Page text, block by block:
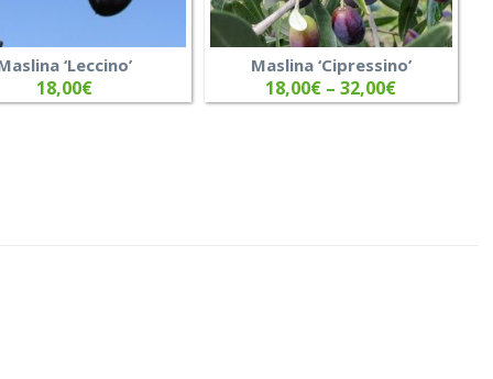
‘Leccino’
18,00€
Maslina ‘Cipressino’
18,00€ –32,00€